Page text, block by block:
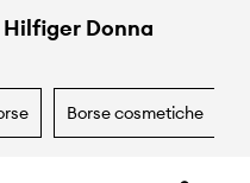
Hilfiger Donna
borse cosmetiche